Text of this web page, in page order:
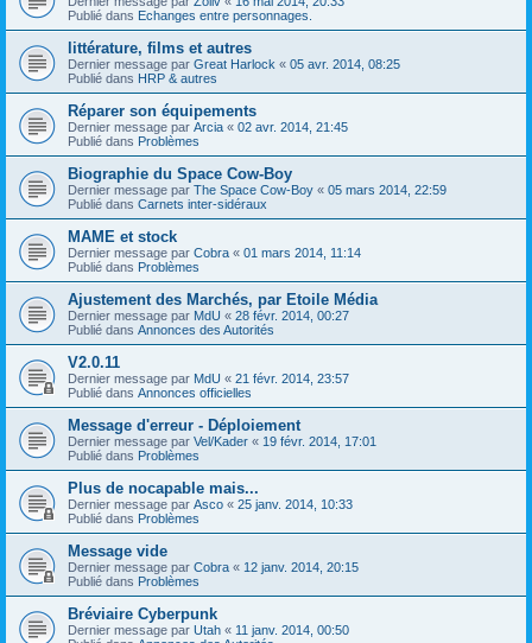
Publié dans Echanges entre personnages.
littérature, films et autres
Dernier message par Great Harlock « 05 avr. 2014, 08:25
Publié dans HRP & autres
Réparer son équipements
Dernier message par Arcia « 02 avr. 2014, 21:45
Publié dans Problèmes
Biographie du Space Cow-Boy
Dernier message par The Space Cow-Boy « 05 mars 2014, 22:59
Publié dans Carnets inter-sidéraux
MAME et stock
Dernier message par Cobra « 01 mars 2014, 11:14
Publié dans Problèmes
Ajustement des Marchés, par Etoile Média
Dernier message par MdU « 28 févr. 2014, 00:27
Publié dans Annonces des Autorités
V2.0.11
Dernier message par MdU « 21 févr. 2014, 23:57
Publié dans Annonces officielles
Message d'erreur - Déploiement
Dernier message par Vel/Kader « 19 févr. 2014, 17:01
Publié dans Problèmes
Plus de nocapable mais...
Dernier message par Asco « 25 janv. 2014, 10:33
Publié dans Problèmes
Message vide
Dernier message par Cobra « 12 janv. 2014, 20:15
Publié dans Problèmes
Bréviaire Cyberpunk
Dernier message par Utah « 11 janv. 2014, 00:50